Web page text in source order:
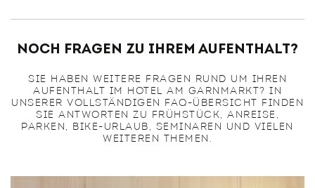
Noch Fragen zu Ihrem Aufenthalt?
SIE HABEN WEITERE FRAGEN RUND UM IHREN
AUFENTHALT IM HOTEL AM GARNMARKT? IN
UNSERER VOLLSTÄNDIGEN FAQ-ÜBERSICHT FINDEN
SIE ANTWORTEN ZU FRÜHSTÜCK, ANREISE,
PARKEN, BIKE-URLAUB, SEMINAREN UND VIELEN
WEITEREN THEMEN.